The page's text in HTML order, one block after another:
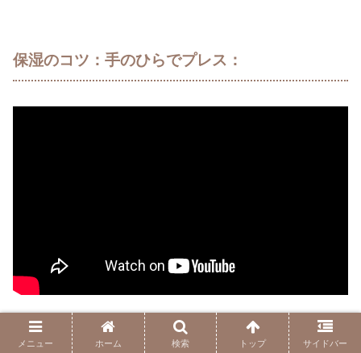
保湿のコツ：手のひらでプレス ：
メニュー ホーム 検索 トップ サイドバー